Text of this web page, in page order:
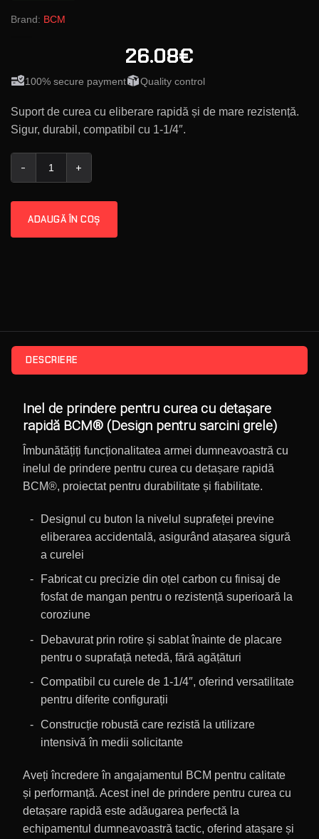
Brand: BCM
26.08€
100% secure payment Quality control
Suport de curea cu eliberare rapidă și de mare rezistență.
Sigur, durabil, compatibil cu 1-1/4″.
ADAUGĂ ÎN COȘ
DESCRIERE
Inel de prindere pentru curea cu detașare
rapidă BCM® (Design pentru sarcini grele)
Îmbunătățiți funcționalitatea armei dumneavoastră cu
inelul de prindere pentru curea cu detașare rapidă
BCM®, proiectat pentru durabilitate și fiabilitate.
Designul cu buton la nivelul suprafeței previne
eliberarea accidentală, asigurând atașarea sigură
a curelei
Fabricat cu precizie din oțel carbon cu finisaj de
fosfat de mangan pentru o rezistență superioară la
coroziune
Debavurat prin rotire și sablat înainte de placare
pentru o suprafață netedă, fără agățături
Compatibil cu curele de 1-1/4″, oferind versatilitate
pentru diferite configurații
Construcție robustă care rezistă la utilizare
intensivă în medii solicitante
Aveți încredere în angajamentul BCM pentru calitate
și performanță. Acest inel de prindere pentru curea cu
detașare rapidă este adăugarea perfectă la
echipamentul dumneavoastră tactic, oferind atașare și